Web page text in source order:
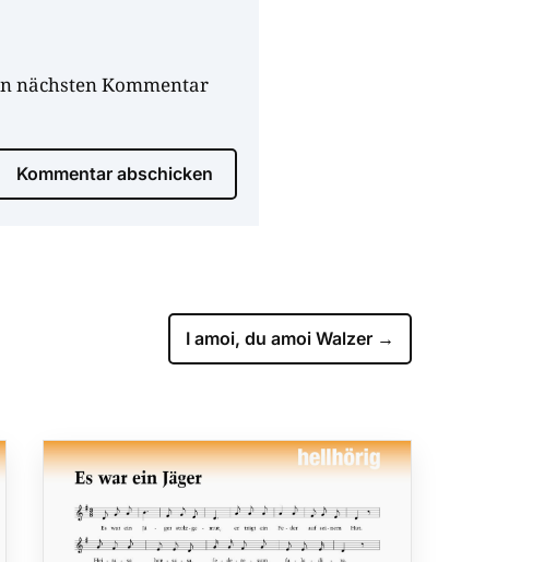
nächsten Kommentar
Kommentar abschicken
I amoi, du amoi Walzer →